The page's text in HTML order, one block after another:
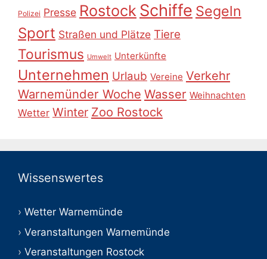
Polizei Presse Rostock Schiffe Segeln
Sport Straßen und Plätze Tiere
Tourismus Umwelt Unterkünfte
Unternehmen Urlaub Vereine Verkehr
Warnemünder Woche Wasser Weihnachten
Wetter Winter Zoo Rostock
Wissenswertes
Wetter Warnemünde
Veranstaltungen Warnemünde
Veranstaltungen Rostock